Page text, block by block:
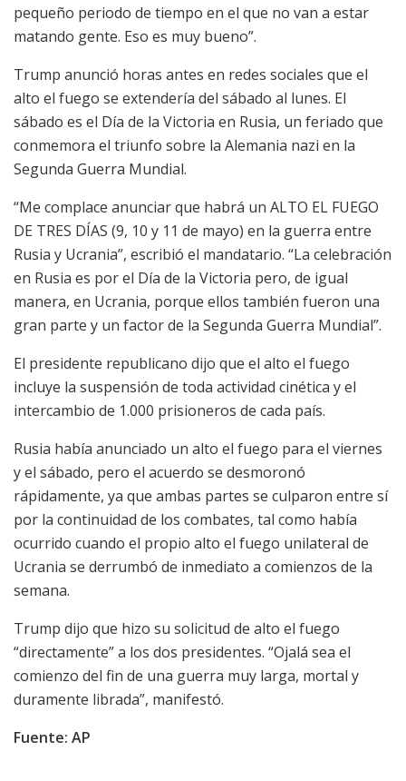
pequeño periodo de tiempo en el que no van a estar
matando gente. Eso es muy bueno”.
Trump anunció horas antes en redes sociales que el
alto el fuego se extendería del sábado al lunes. El
sábado es el Día de la Victoria en Rusia, un feriado que
conmemora el triunfo sobre la Alemania nazi en la
Segunda Guerra Mundial.
“Me complace anunciar que habrá un ALTO EL FUEGO
DE TRES DÍAS (9, 10 y 11 de mayo) en la guerra entre
Rusia y Ucrania”, escribió el mandatario. “La celebración
en Rusia es por el Día de la Victoria pero, de igual
manera, en Ucrania, porque ellos también fueron una
gran parte y un factor de la Segunda Guerra Mundial”.
El presidente republicano dijo que el alto el fuego
incluye la suspensión de toda actividad cinética y el
intercambio de 1.000 prisioneros de cada país.
Rusia había anunciado un alto el fuego para el viernes
y el sábado, pero el acuerdo se desmoronó
rápidamente, ya que ambas partes se culparon entre sí
por la continuidad de los combates, tal como había
ocurrido cuando el propio alto el fuego unilateral de
Ucrania se derrumbó de inmediato a comienzos de la
semana.
Trump dijo que hizo su solicitud de alto el fuego
“directamente” a los dos presidentes. “Ojalá sea el
comienzo del fin de una guerra muy larga, mortal y
duramente librada”, manifestó.
Fuente: AP